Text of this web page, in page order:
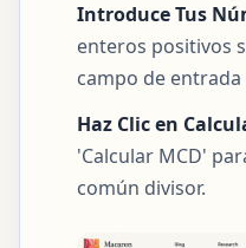
Introduce Tus
enteros positivos
campo de entrada
Haz Clic en
'Calcular MCD'
común divisor.